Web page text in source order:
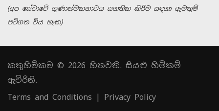
(අප සේවාවේ ගුණාත්මකභාවය සහතික කිරීම සඳහා ඇමතුම්
පටිගත විය හැක)
කතුහිමිකම © 2026 හිතවති. සියළු හිමිකම්
ඇවිරිනි.
Terms and Conditions | Privacy Policy